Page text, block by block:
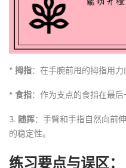
* 拇指：在手腕前甩的拇指用力
* 食指：作为支点的食指在最后
3. 随挥：手臂和手指自然向前
的稳定性。
练习要点与误区：